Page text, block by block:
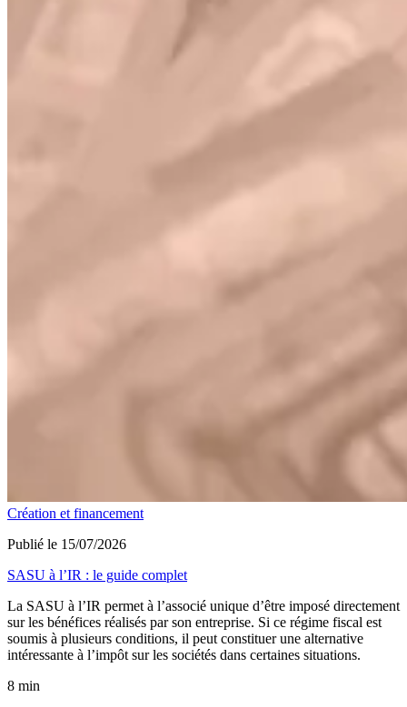
Création et financement
Publié le 15/07/2026
SASU à l’IR : le guide complet
La SASU à l’IR permet à l’associé unique d’être imposé directement
sur les bénéfices réalisés par son entreprise. Si ce régime fiscal est
soumis à plusieurs conditions, il peut constituer une alternative
intéressante à l’impôt sur les sociétés dans certaines situations.
8 min